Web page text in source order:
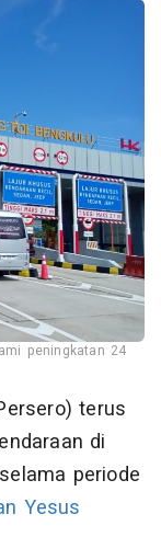
peningkatan 24
terus
di
periode
Yesus